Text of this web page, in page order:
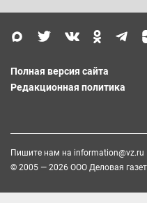
Полная версия сайта
Редакционная политика
Пишите нам на information@vz.ru
© 2005 — 2026 ООО Деловая